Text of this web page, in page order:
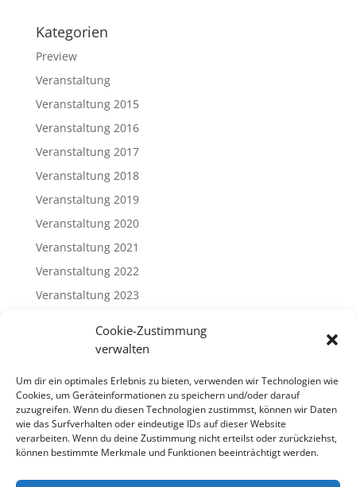
Cookie-Zustimmung
verwalten
Um dir ein optimales Erlebnis zu bieten, verwenden wir Technologien wie
Cookies, um Geräteinformationen zu speichern und/oder darauf
zuzugreifen. Wenn du diesen Technologien zustimmst, können wir Daten
wie das Surfverhalten oder eindeutige IDs auf dieser Website
verarbeiten. Wenn du deine Zustimmung nicht erteilst oder zurückziehst,
können bestimmte Merkmale und Funktionen beeinträchtigt werden.
Kategorien
Preview
Veranstaltung
Veranstaltung 2015
Veranstaltung 2016
Veranstaltung 2017
Veranstaltung 2018
Veranstaltung 2019
Veranstaltung 2020
Veranstaltung 2021
Veranstaltung 2022
Veranstaltung 2023
Veranstaltung 2025
Meta
Anmelden
Eintrags-Feed
Kommentar-Feed